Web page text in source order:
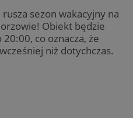
sezon wakacyjny na
Obiekt będzie
co oznacza, że
niż dotychczas.